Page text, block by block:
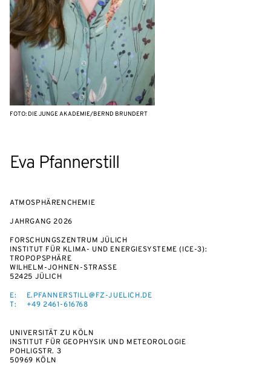
Eva Pfannerstill
ATMOSPHÄRENCHEMIE
JAHRGANG 2026
FORSCHUNGSZENTRUM JÜLICH
INSTITUT FÜR KLIMA- UND ENERGIESYSTEME (ICE-3):
TROPOPSPHÄRE
WILHELM-JOHNEN-STRASSE
52425 JÜLICH
E:
E.PFANNERSTILL@FZ-JUELICH.DE
T:
+49 2461-616768
UNIVERSITÄT ZU KÖLN
INSTITUT FÜR GEOPHYSIK UND METEOROLOGIE
POHLIGSTR. 3
50969 KÖLN
FOTO: DIE JUNGE AKADEMIE/BERND BRUNDERT